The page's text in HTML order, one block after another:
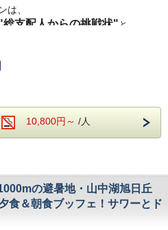
噌・オクラとモロヘイヤのおひた
ゃらぶき・柚子胡椒・明太子)
付き
たは3階となります。なお、エレベ
ません。
無料WiFi完備！
ニティ、布団、エキストラベッド等
いません。あらかじめご了承下さい
、サワー・ソフトドリン
付！
18:00～21:00（最終入場19:30。90
・お部屋含めすべて温泉です♪
はユニットバス、冷蔵庫付です。
ません。
無料WiFi完備！
様について―
は、
総支配人からの挑戦状" と
無料朝食ブッフェが付いた、専用プ
開催中！ 対象年齢は5歳以上で
なりますが、あらかじめご予約を承
す。その場合は、ホテルまでご連絡
ゲームのお時間は、9：00～18：00
ます。滞在中、1回のみとなりま
キャッシュレス決済移行に伴い、ご宿泊
ネット上にて事前決済をしていただくか、
10,800円～ /人
の避暑地・山中湖旭日丘
食＆朝食ブッフェ！サワーとド